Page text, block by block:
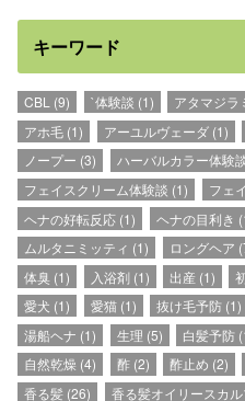
キーワード
CBL (9) `体験談 (1) アタマジラ
アホ毛 (1) アーユルヴェーダ(1)
ノープー (3) ハーバルカラー体験
フェイスクリーム体験談 (1) フェ
ヘナの好転反応 (1) ヘナの目利き
ムルタニミッティ (1) ロングヘア
体臭 (1) 入浴剤(1) 出産(1)
愛犬 (1) 愛猫(1) 抜け毛予防(1)
湯船ヘナ (1) 生理 (5) 白髪予防
自然乾燥 (4) 酢(2) 酢止め (2)
香る髪 (26) 香る髪オイリースカ